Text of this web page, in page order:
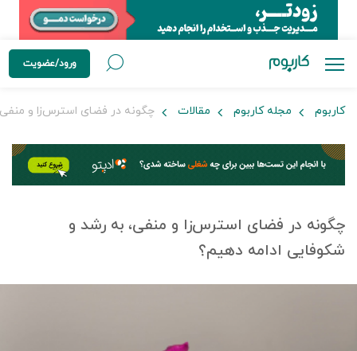
ورود/عضویت
کاربوم مجله کاربوم مقالات چگونه در فضای استرس‌زا و
چگونه در فضای استرس‌زا و منفی، به رشد و
شکوفایی ادامه دهیم؟